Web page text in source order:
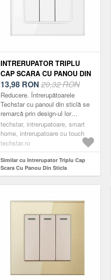
INTRERUPATOR TRIPLU
CAP SCARA CU PANOU DIN
STICLA SECURIZATA
TECHSTAR® TGS 01, 220V,
16A, 86 X 86 MM, ALB, CU 3
FAZE
13,98 RON 20,32 RON
Reducere. Întrerupătoarele
Techstar cu panoul din sticlă se
remarcă prin design-ul lor
compact, elegant și minimalist.
Acestea sunt practice, fabricate
din m...
techstar, intrerupatoare, smart
home, intrerupatoare cu touch
techstar.ro
Similar cu Intrerupator Triplu Cap
Scara Cu Panou Din Sticla
Securizata Techstar® TGS 01, 220V,
16A, 86 X 86 Mm, Alb, cu 3 Faze